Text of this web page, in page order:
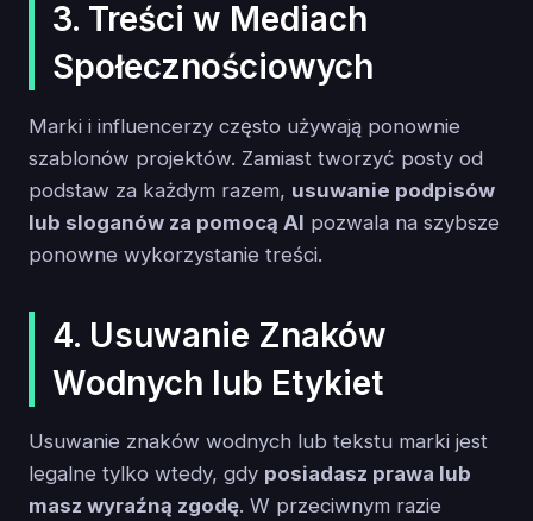
3. Treści w Mediach
Społecznościowych
Marki i influencerzy często używają ponownie
szablonów projektów. Zamiast tworzyć posty od
podstaw za każdym razem, usuwanie podpisów
lub sloganów za pomocą AI pozwala na szybsze
ponowne wykorzystanie treści.
4. Usuwanie Znaków
Wodnych lub Etykiet
Usuwanie znaków wodnych lub tekstu marki jest
legalne tylko wtedy, gdy posiadasz prawa lub
masz wyraźną zgodę. W przeciwnym razie